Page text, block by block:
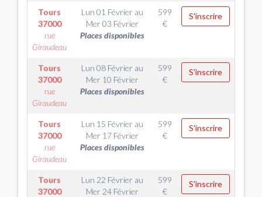
Tours
37000
rue
Giraudeau
Lun 01 Février au
Mer 03 Février
Places disponibles
599
€
S'inscrire
Tours
37000
rue
Giraudeau
Lun 08 Février au
Mer 10 Février
Places disponibles
599
€
S'inscrire
Tours
37000
rue
Giraudeau
Lun 15 Février au
Mer 17 Février
Places disponibles
599
€
S'inscrire
Tours
37000
Lun 22 Février au
Mer 24 Février
599
€
S'inscrire